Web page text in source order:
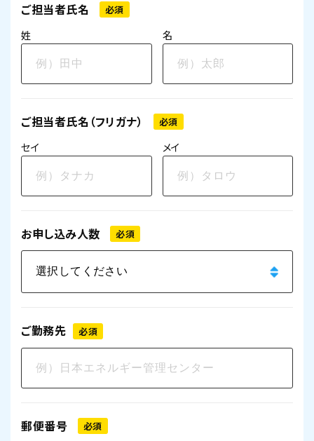
ご担当者氏名 必須
姓 名
ご担当者氏名（フリガナ） 必須
セイ メイ
お申し込み人数 必須
ご勤務先 必須
郵便番号 必須